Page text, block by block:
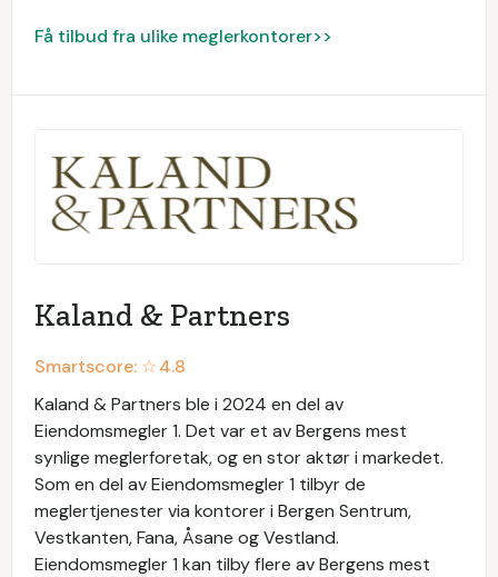
Få tilbud fra ulike meglerkontorer>>
Kaland & Partners
Smartscore: ☆4.8
Kaland & Partners ble i 2024 en del av
Eiendomsmegler 1. Det var et av Bergens mest
synlige meglerforetak, og en stor aktør i markedet.
Som en del av Eiendomsmegler 1 tilbyr de
meglertjenester via kontorer i Bergen Sentrum,
Vestkanten, Fana, Åsane og Vestland.
Eiendomsmegler 1 kan tilby flere av Bergens mest